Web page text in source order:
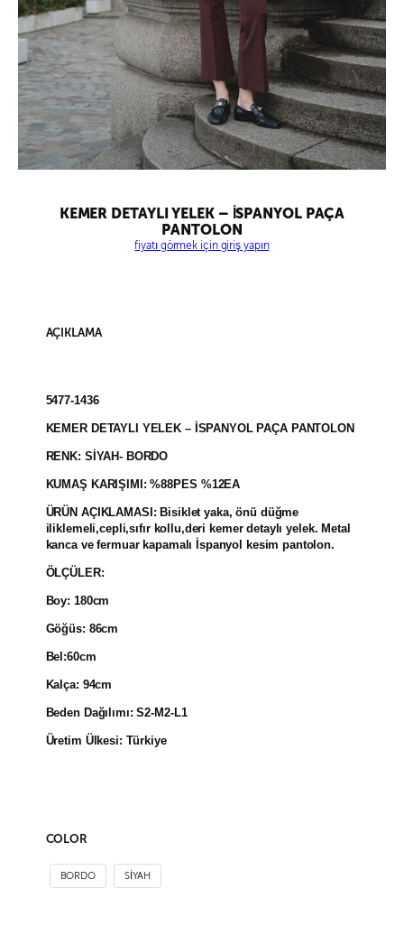
KEMER DETAYLI YELEK – İSPANYOL PAÇA
PANTOLON
fiyatı görmek için giriş yapın
AÇIKLAMA
5477-1436
KEMER DETAYLI YELEK – İSPANYOL PAÇA PANTOLON
RENK: SİYAH- BORDO
KUMAŞ KARIŞIMI:%88PES %12EA
ÜRÜN AÇIKLAMASI: Bisiklet yaka, önü düğme
iliklemeli,cepli,sıfır kollu,deri kemer detaylı yelek. Metal
kanca ve fermuar kapamalı İspanyol kesim pantolon.
ÖLÇÜLER:
Boy: 180cm
Göğüs: 86cm
Bel:60cm
Kalça: 94cm
Beden Dağılımı: S2-M2-L1
Üretim Ülkesi: Türkiye
COLOR
BORDO SİYAH